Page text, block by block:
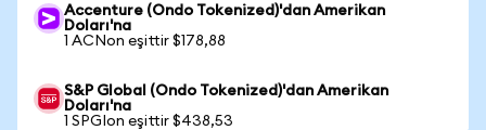
Accenture (Ondo Tokenized)'dan Amerikan
Doları'na
1 ACNon eşittir $178,88
S&P Global (Ondo Tokenized)'dan Amerikan
Doları'na
1 SPGIon eşittir $438,53